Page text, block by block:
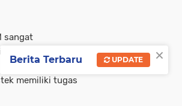
sangat
global. Di
memiliki tugas
×
Berita Terbaru UPDATE